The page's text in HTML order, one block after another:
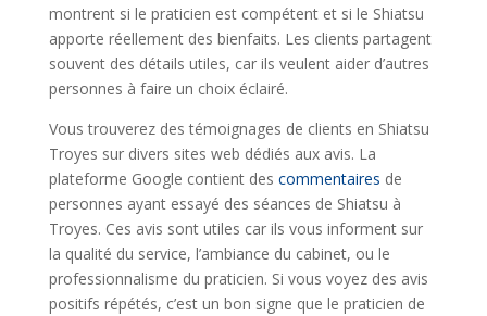
montrent si le praticien est compétent et si le Shiatsu
apporte réellement des bienfaits. Les clients partagent
souvent des détails utiles, car ils veulent aider d’autres
personnes à faire un choix éclairé.
Vous trouverez des témoignages de clients en Shiatsu
Troyes sur divers sites web dédiés aux avis. La
plateforme Google contient des commentaires de
personnes ayant essayé des séances de Shiatsu à
Troyes. Ces avis sont utiles car ils vous informent sur
la qualité du service, l’ambiance du cabinet, ou le
professionnalisme du praticien. Si vous voyez des avis
positifs répétés, c’est un bon signe que le praticien de